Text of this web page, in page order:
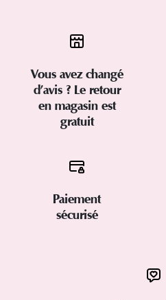
Vous avez changé
d’avis ? Le retour
en magasin est
gratuit
Paiement
sécurisé